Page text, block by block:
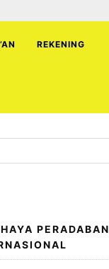
REKENING
PERADABAN